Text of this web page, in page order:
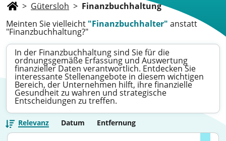
> Gütersloh > Finanzbuchhaltung
Meinten Sie vielleicht "Finanzbuchhalter" anstatt
"Finanzbuchhaltung?"
In der Finanzbuchhaltung sind Sie für die
ordnungsgemäße Erfassung und Auswertung
finanzieller Daten verantwortlich. Entdecken Sie
interessante Stellenangebote in diesem wichtigen
Bereich, der Unternehmen hilft, ihre finanzielle
Gesundheit zu wahren und strategische
Entscheidungen zu treffen.
Relevanz Datum Entfernung